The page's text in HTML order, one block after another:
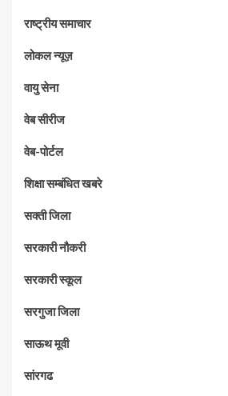
राष्ट्रीय समाचार
लोकल न्यूज़
वायु सेना
वेब सीरीज
वेब-पोर्टल
शिक्षा सम्बंधित खबरे
सक्ती जिला
सरकारी नौकरी
सरकारी स्कूल
सरगुजा जिला
साऊथ मूवी
सांरगढ